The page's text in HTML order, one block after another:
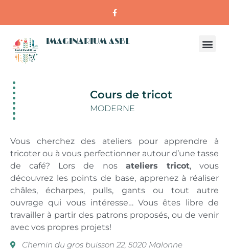
IMAGINARIUM ASBL
Cours de tricot
MODERNE
Chemin du gros buisson 22, 5020 Malonne
Vous cherchez des ateliers pour apprendre à
tricoter ou à vous perfectionner autour d’une tasse
de café? Lors de nos ateliers tricot, vous
découvrez les points de base, apprenez à réaliser
châles, écharpes, pulls, gants ou tout autre
ouvrage qui vous intéresse… Vous êtes libre de
travailler à partir des patrons proposés, ou de venir
avec vos propres projets!